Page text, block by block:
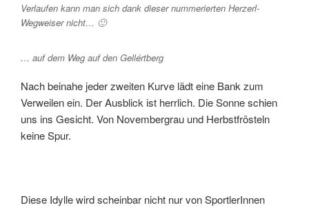
Verlaufen kann man sich dank dieser nummerierten Herzerl-
Wegweiser nicht… 🙂
… auf dem Weg auf den Gellértberg
Nach beinahe jeder zweiten Kurve lädt eine Bank zum
Verweilen ein. Der Ausblick ist herrlich. Die Sonne schien
uns ins Gesicht. Von Novembergrau und Herbstfrösteln
keine Spur.
Diese Idylle wird scheinbar nicht nur von SportlerInnen